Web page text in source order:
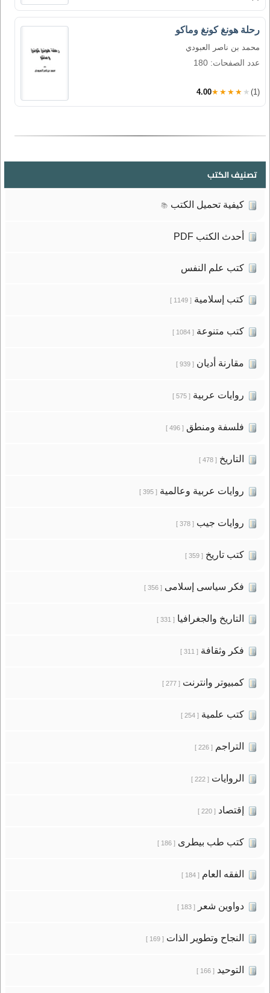
رحلة هونغ كونغ وماكو
محمد بن ناصر العبودي
عدد الصفحات: 180
4.00★★★★★ (1)
تصنيف الكتب
كيفية تحميل الكتب 📚
أحدث الكتب PDF
كتب علم النفس
كتب إسلامية[ 1149 ]
كتب متنوعة[ 1084 ]
مقارنة أديان[ 939 ]
روايات عربية[ 575 ]
فلسفة ومنطق[ 496 ]
التاريخ[ 478 ]
روايات عربية وعالمية[ 395 ]
روايات جيب[ 378 ]
كتب تاريخ[ 359 ]
فكر سياسى إسلامى[ 356 ]
التاريخ والجغرافيا[ 331 ]
فكر وثقافة[ 311 ]
كمبيوتر وانترنت[ 277 ]
كتب علمية[ 254 ]
التراجم[ 226 ]
الروايات[ 222 ]
إقتصاد[ 220 ]
كتب طب بيطرى[ 186 ]
الفقه العام[ 184 ]
دواوين شعر[ 183 ]
النجاح وتطوير الذات[ 169 ]
التوحيد[ 166 ]